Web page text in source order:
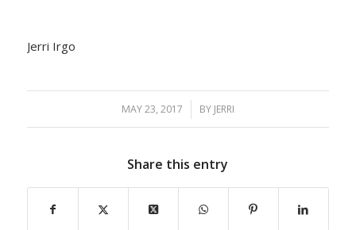
Jerri Irgo
MAY 23, 2017
/ BY JERRI
Share this entry